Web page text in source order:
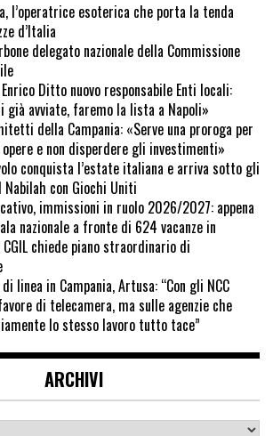
l’operatrice esoterica che porta la tenda
d’Italia
delegato nazionale della Commissione
Ditto nuovo responsabile Enti locali:
già avviate, faremo la lista a Napoli»
della Campania: «Serve una proroga per
e non disperdere gli investimenti»
conquista l’estate italiana e arriva sotto gli
con Giochi Uniti
immissioni in ruolo 2026/2027: appena
nazionale a fronte di 624 vacanze in
CGIL chiede piano straordinario di
linea in Campania, Artusa: “Con gli NCC
di telecamera, ma sulle agenzie che
lo stesso lavoro tutto tace”
ARCHIVI